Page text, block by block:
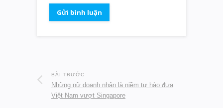
BÀI TRƯỚC
Những nữ doanh nhân là niềm tự hào đưa
Việt Nam vượt Singapore